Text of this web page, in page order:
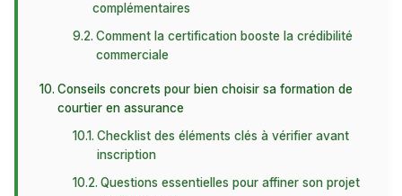
complémentaires
Comment la certification booste la crédibilité
commerciale
Conseils concrets pour bien choisir sa formation de
courtier en assurance
Checklist des éléments clés à vérifier avant
inscription
Questions essentielles pour affiner son projet